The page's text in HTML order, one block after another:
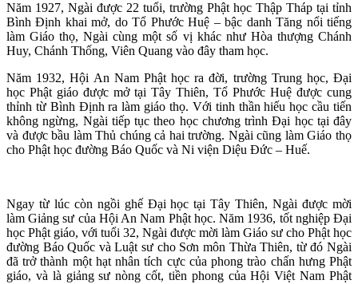
Năm 1927, Ngài được 22 tuổi, trường Phật học Thập Tháp tại tỉnh
Bình Định khai mở, do Tổ Phước Huệ – bậc danh Tăng nổi tiếng
làm Giáo thọ, Ngài cùng một số vị khác như Hòa thượng Chánh
Huy, Chánh Thống, Viên Quang vào đây tham học.
Năm 1932, Hội An Nam Phật học ra đời, trường Trung học, Đại
học Phật giáo được mở tại Tây Thiên, Tổ Phước Huệ được cung
thỉnh từ Bình Định ra làm giáo thọ. Với tinh thần hiếu học cầu tiến
không ngừng, Ngài tiếp tục theo học chương trình Đại học tại đây
và được bầu làm Thủ chúng cả hai trường. Ngài cũng làm Giáo thọ
cho Phật học đường Báo Quốc và Ni viện Diệu Đức – Huế.
Ngay từ lúc còn ngồi ghế Đại học tại Tây Thiên, Ngài được mời
làm Giảng sư của Hội An Nam Phật học. Năm 1936, tốt nghiệp Đại
học Phật giáo, với tuổi 32, Ngài được mời làm Giáo sư cho Phật học
đường Báo Quốc và Luật sư cho Sơn môn Thừa Thiên, từ đó Ngài
đã trở thành một hạt nhân tích cực của phong trào chấn hưng Phật
giáo, và là giảng sư nòng cốt, tiền phong của Hội Việt Nam Phật